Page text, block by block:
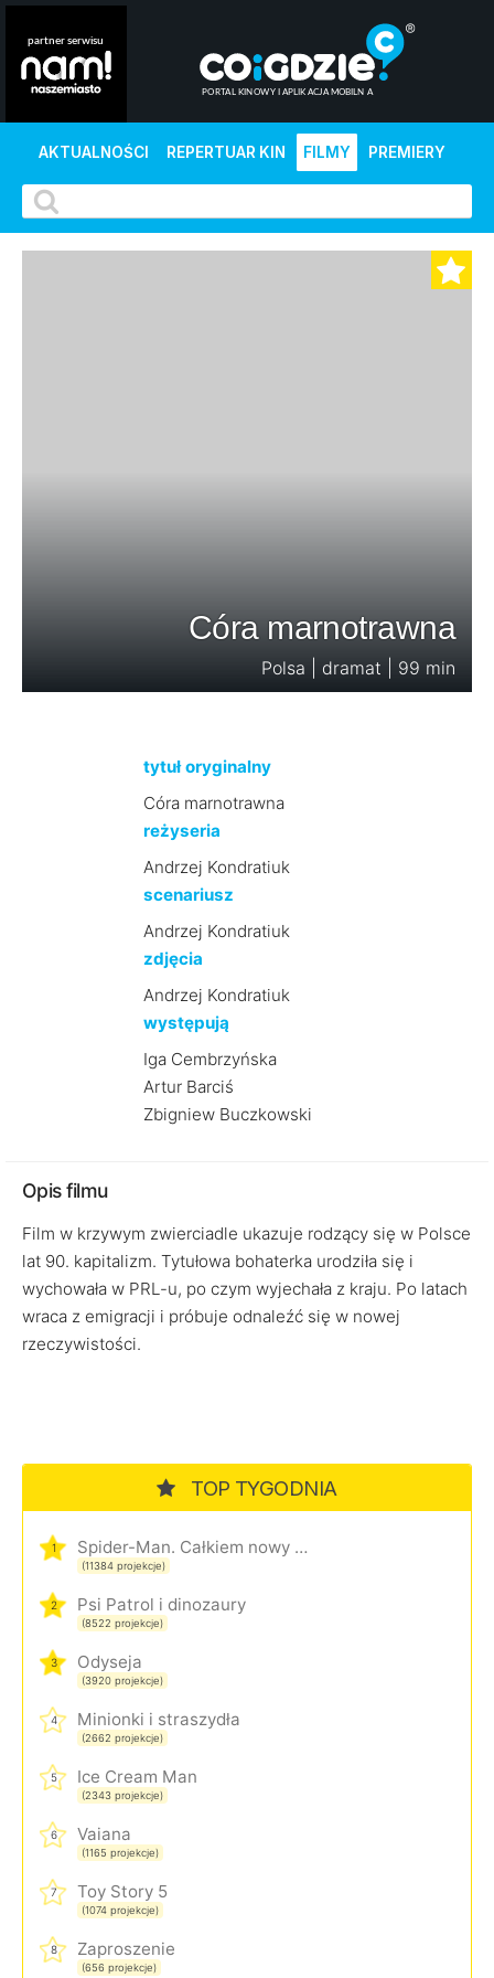
AKTUALNOŚCI REPERTUAR KIN FILMY PREMIERY
Córa marnotrawna
Polsa | dramat | 99 min
tytuł oryginalny
Córa marnotrawna
reżyseria
Andrzej Kondratiuk
scenariusz
Andrzej Kondratiuk
zdjęcia
Andrzej Kondratiuk
występują
Iga Cembrzyńska
Artur Barciś
Zbigniew Buczkowski
Opis filmu
Film w krzywym zwierciadle ukazuje rodzący się w Polsce
lat 90. kapitalizm. Tytułowa bohaterka urodziła się i
wychowała w PRL-u, po czym wyjechała z kraju. Po latach
wraca z emigracji i próbuje odnaleźć się w nowej
rzeczywistości.
TOP TYGODNIA
1 Spider-Man. Całkiem nowy dzień
(11384 projekcje)
2 Psi Patrol i dinozaury
(8522 projekcje)
3 Odyseja
(3920 projekcje)
4 Minionki i straszydła
(2662 projekcje)
5 Ice Cream Man
(2343 projekcje)
6 Vaiana
(1165 projekcje)
7 Toy Story 5
(1074 projekcje)
8 Zaproszenie
(656 projekcje)